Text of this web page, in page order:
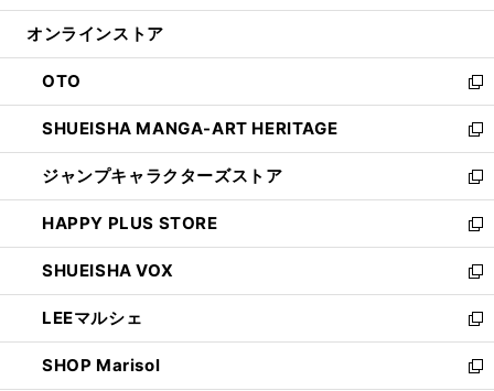
開
ン
ウ
で
開
く
ウ
ン
ド
ウ
で
開
く
オンラインストア
OTO
新
し
い
ウ
ィ
ン
ド
ウ
で
開
く
SHUEISHA MANGA-ART HERITAGE
新
し
い
ウ
ィ
ン
ド
ウ
で
開
く
ジャンプキャラクターズストア
新
し
い
ウ
ィ
ン
ド
ウ
で
HAPPY PLUS STORE
新
し
い
ウ
ィ
ン
ド
SHUEISHA VOX
新
し
い
ウ
ィ
LEEマルシェ
新
し
い
SHOP Marisol
新